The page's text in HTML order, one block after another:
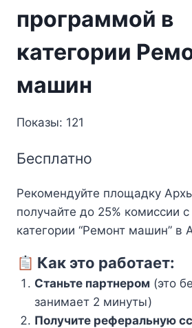
программой в
категории
машин
Показы: 121
Бесплатно
Рекомендуйте площадку
получайте до 25% комиссии
категории “Ремонт машин” в
Как это работает:
Станьте партнером (это
занимает 2 минуты)
Получите реферальную